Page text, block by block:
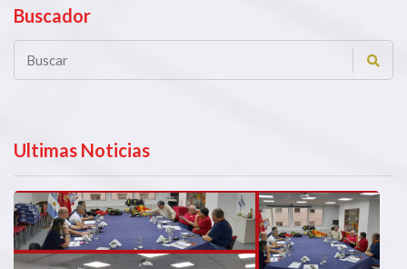
Buscador
Ultimas Noticias